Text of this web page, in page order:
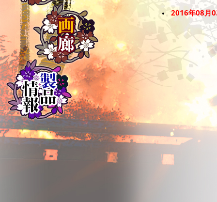
2016年08月